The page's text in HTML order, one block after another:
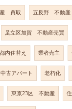
買取 五反野 不動産
足立区加賀 不動産売買
都内住替え 業者売主
中古アパート 老朽化
東京23区 不動産